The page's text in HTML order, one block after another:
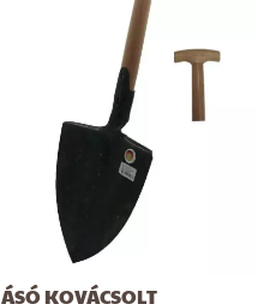
ÁSÓ KOVÁCSOLT